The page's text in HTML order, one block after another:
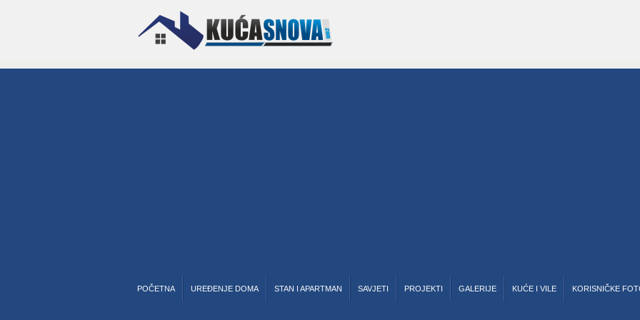
POČETNA UREĐENJE DOMA STAN I APARTMAN SAVJETI PROJEKTI GALERIJE KUĆE I VILE KORISNIČKE